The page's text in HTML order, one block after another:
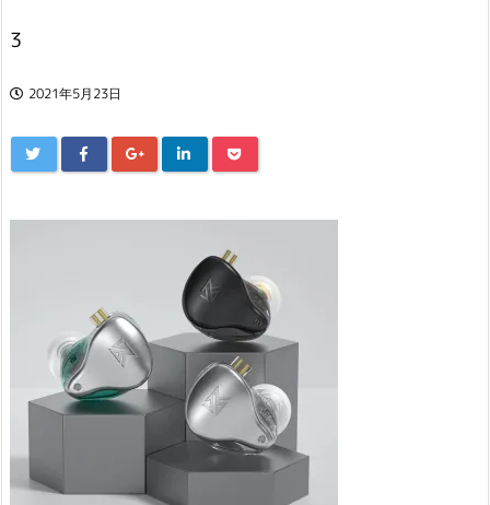
3
2021年5月23日